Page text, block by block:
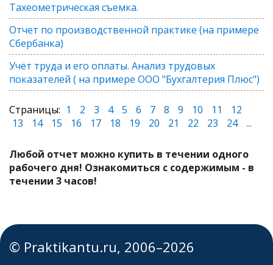
Тахеометрическая съемка.
Отчет по производственной практике (на примере
Сбербанка)
Учёт труда и его оплаты. Анализ трудовых
показателей ( на примере ООО "Бухгалтерия Плюс")
Страницы: 1 2 3 4 5 6 7 8 9 10 11
12
13
14 15 16 17 18 19 20 21 22 23 24 ...
Любой отчет можно купить в течении одного
рабочего дня! Ознакомиться с содержимым - в
течении 3 часов!
© Praktikantu.ru, 2006–2026